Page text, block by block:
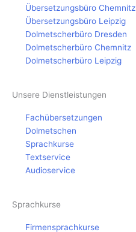
Übersetzungsbüro Chemnitz
Übersetzungsbüro Leipzig
Dolmetscherbüro Dresden
Dolmetscherbüro Chemnitz
Dolmetscherbüro Leipzig
Unsere Dienstleistungen
Fachübersetzungen
Dolmetschen
Sprachkurse
Textservice
Audioservice
Sprachkurse
Firmensprachkurse